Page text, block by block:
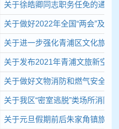
关于徐皓卿同志职务任免的通知
关于做好2022年全国“两会”及冬
关于进一步强化青浦区文化旅游
关于发布2021年青浦文旅新空间
关于做好文物消防和燃气安全排
关于我区“密室逃脱”类场所消防
关于元旦假期前后朱家角镇旅游